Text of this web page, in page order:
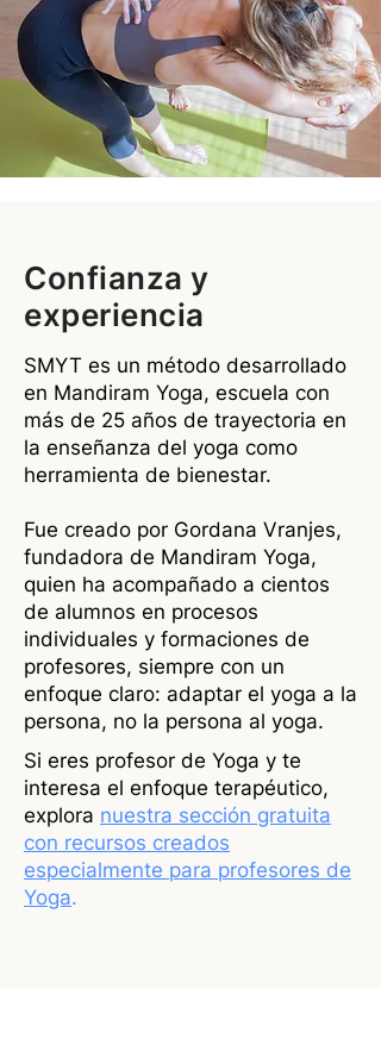
Confianza y
experiencia
SMYT es un método desarrollado
en Mandiram Yoga, escuela con
más de 25 años de trayectoria en
la enseñanza del yoga como
herramienta de bienestar.
Fue creado por Gordana Vranjes,
fundadora de Mandiram Yoga,
quien ha acompañado a cientos
de alumnos en procesos
individuales y formaciones de
profesores, siempre con un
enfoque claro: adaptar el yoga a la
persona, no la persona al yoga.
Si eres profesor de Yoga y te
interesa el enfoque terapéutico,
explora nuestra sección gratuita
con recursos creados
especialmente para profesores de
Yoga.